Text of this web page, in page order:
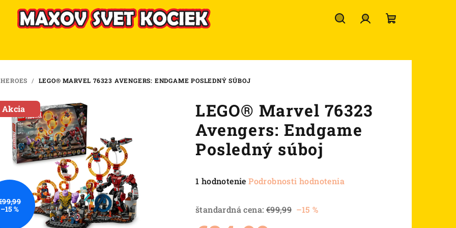
košík
/ LEGO® MARVEL 76323 AVENGERS: ENDGAME POSLEDNÝ SÚBOJ
LEGO® Marvel 76323
Avengers: Endgame
Posledný súboj
Priemerné
produktu
1 hodnotenie Podrobnosti hodnotenia
štandardná cena: €99,99 –15 %
Akcia
–15 %